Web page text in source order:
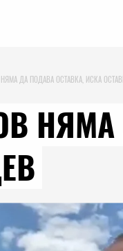
ДА ПОДАВА ОСТАВКА, ИСКА
НЯМА